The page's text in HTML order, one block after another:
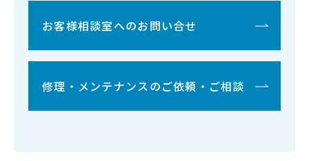
お客様相談室へのお問い合せ
修理・メンテナンスのご依頼・ご相談